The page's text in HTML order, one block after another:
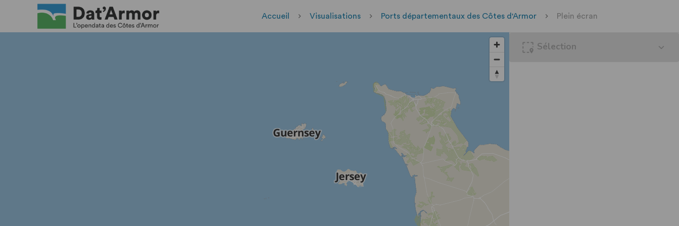
Accueil Visualisations Ports départementaux des Côtes d'Armor Plein écran